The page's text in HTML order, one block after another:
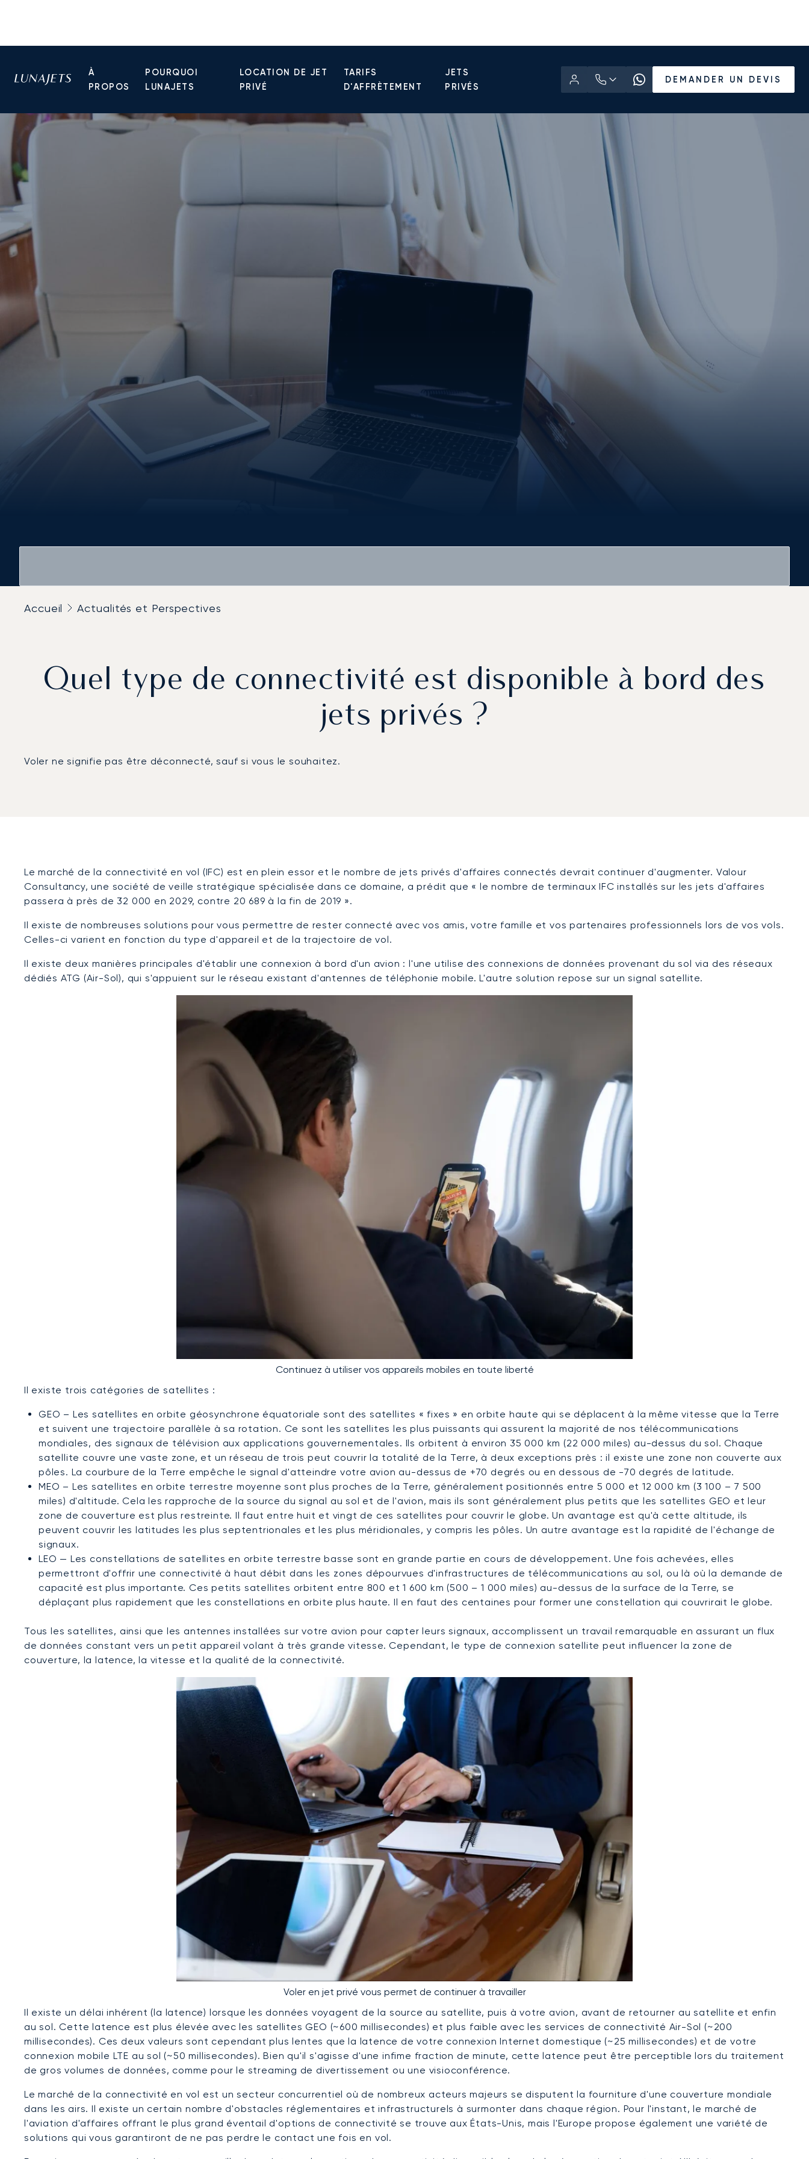
À
PROPOS
POURQUOI
LUNAJETS
LOCATION DE JET
PRIVÉ
TARIFS
D'AFFRÈTEMENT
JETS
PRIVÉS
DEMANDER UN DEVIS
Accueil Actualités et Perspectives
Quel type de connectivité est disponible à bord des
jets privés ?
Voler ne signifie pas être déconnecté, sauf si vous le souhaitez.
Le marché de la connectivité en vol (IFC) est en plein essor et le nombre de jets privés d'affaires connectés devrait continuer d'augmenter. Valour
Consultancy, une société de veille stratégique spécialisée dans ce domaine, a prédit que « le nombre de terminaux IFC installés sur les jets d'affaires
passera à près de 32 000 en 2029, contre 20 689 à la fin de 2019 ».
Il existe de nombreuses solutions pour vous permettre de rester connecté avec vos amis, votre famille et vos partenaires professionnels lors de vos vols.
Celles-ci varient en fonction du type d'appareil et de la trajectoire de vol.
Il existe deux manières principales d'établir une connexion à bord d'un avion : l'une utilise des connexions de données provenant du sol via des réseaux
dédiés ATG (Air-Sol), qui s'appuient sur le réseau existant d'antennes de téléphonie mobile. L'autre solution repose sur un signal satellite.
Continuez à utiliser vos appareils mobiles en toute liberté
Il existe trois catégories de satellites :
GEO – Les satellites en orbite géosynchrone équatoriale sont des satellites « fixes » en orbite haute qui se déplacent à la même vitesse que la Terre
et suivent une trajectoire parallèle à sa rotation. Ce sont les satellites les plus puissants qui assurent la majorité de nos télécommunications
mondiales, des signaux de télévision aux applications gouvernementales. Ils orbitent à environ 35 000 km (22 000 miles) au-dessus du sol. Chaque
satellite couvre une vaste zone, et un réseau de trois peut couvrir la totalité de la Terre, à deux exceptions près : il existe une zone non couverte aux
pôles. La courbure de la Terre empêche le signal d'atteindre votre avion au-dessus de +70 degrés ou en dessous de -70 degrés de latitude.
MEO – Les satellites en orbite terrestre moyenne sont plus proches de la Terre, généralement positionnés entre 5 000 et 12 000 km (3 100 – 7 500
miles) d'altitude. Cela les rapproche de la source du signal au sol et de l'avion, mais ils sont généralement plus petits que les satellites GEO et leur
zone de couverture est plus restreinte. Il faut entre huit et vingt de ces satellites pour couvrir le globe. Un avantage est qu'à cette altitude, ils
peuvent couvrir les latitudes les plus septentrionales et les plus méridionales, y compris les pôles. Un autre avantage est la rapidité de l'échange de
signaux.
LEO — Les constellations de satellites en orbite terrestre basse sont en grande partie en cours de développement. Une fois achevées, elles
permettront d'offrir une connectivité à haut débit dans les zones dépourvues d'infrastructures de télécommunications au sol, ou là où la demande de
capacité est plus importante. Ces petits satellites orbitent entre 800 et 1 600 km (500 – 1 000 miles) au-dessus de la surface de la Terre, se
déplaçant plus rapidement que les constellations en orbite plus haute. Il en faut des centaines pour former une constellation qui couvrirait le globe.
Tous les satellites, ainsi que les antennes installées sur votre avion pour capter leurs signaux, accomplissent un travail remarquable en assurant un flux
de données constant vers un petit appareil volant à très grande vitesse. Cependant, le type de connexion satellite peut influencer la zone de
couverture, la latence, la vitesse et la qualité de la connectivité.
Voler en jet privé vous permet de continuer à travailler
Il existe un délai inhérent (la latence) lorsque les données voyagent de la source au satellite, puis à votre avion, avant de retourner au satellite et enfin
au sol. Cette latence est plus élevée avec les satellites GEO (~600 millisecondes) et plus faible avec les services de connectivité Air-Sol (~200
millisecondes). Ces deux valeurs sont cependant plus lentes que la latence de votre connexion Internet domestique (~25 millisecondes) et de votre
connexion mobile LTE au sol (~50 millisecondes). Bien qu'il s'agisse d'une infime fraction de minute, cette latence peut être perceptible lors du traitement
de gros volumes de données, comme pour le streaming de divertissement ou une visioconférence.
Le marché de la connectivité en vol est un secteur concurrentiel où de nombreux acteurs majeurs se disputent la fourniture d'une couverture mondiale
dans les airs. Il existe un certain nombre d'obstacles réglementaires et infrastructurels à surmonter dans chaque région. Pour l'instant, le marché de
l'aviation d'affaires offrant le plus grand éventail d'options de connectivité se trouve aux États-Unis, mais l'Europe propose également une variété de
solutions qui vous garantiront de ne pas perdre le contact une fois en vol.